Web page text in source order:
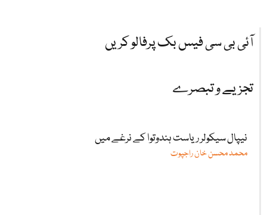
آئی بی سی فیس بک پرفالو کریں
تجزیے و تبصرے
نیپال سیکولر ریاست ہندوتوا کے نرغے میں
محمد محسن خان راجپوت